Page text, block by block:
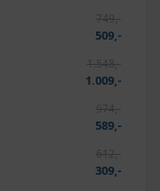
749,-
509,-
1.548,-
1.009,-
974,-
589,-
612,-
309,-